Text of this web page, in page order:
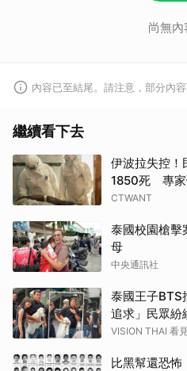
尚無內
內容已至結尾。請注意，部分內容
繼續看下去
伊波拉失控！
1850死 專家
CTWANT
泰國校園槍
母
中央通訊社
泰國王子BTS
追求」民眾紛
VISION THAI 看
比黑幫還恐